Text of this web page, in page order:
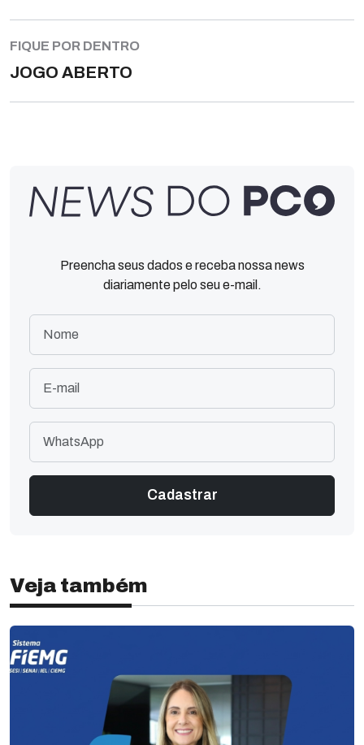
FIQUE POR DENTRO
JOGO ABERTO
Preencha seus dados e receba nossa news
diariamente pelo seu e-mail.
Veja também